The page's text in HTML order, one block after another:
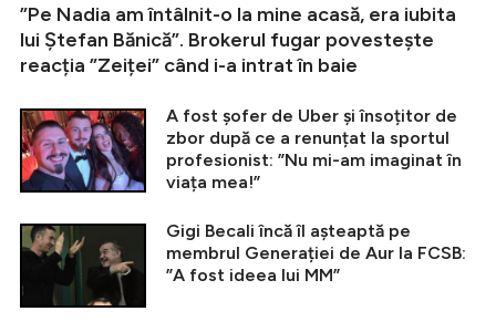
”Pe Nadia am întâlnit-o la mine acasă, era iubita
lui Ștefan Bănică”. Brokerul fugar povestește
reacția ”Zeiței” când i-a intrat în baie
A fost șofer de Uber și însoțitor de
zbor după ce a renunțat la sportul
profesionist: ”Nu mi-am imaginat în
viața mea!”
Gigi Becali încă îl așteaptă pe
membrul Generației de Aur la FCSB:
”A fost ideea lui MM”